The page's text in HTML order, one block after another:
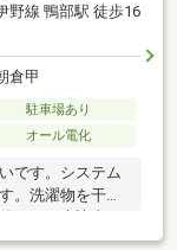
野線 鴨部駅 徒歩16
倉甲
駐車場あり
オール電化
です。システム
。洗濯物を干し
です。来訪者を
建物面積82.8㎡